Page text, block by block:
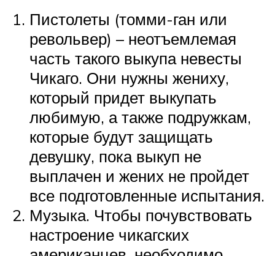
Пистолеты (томми-ган или
револьвер) – неотъемлемая
часть такого выкупа невесты
Чикаго. Они нужны жениху,
который придет выкупать
любимую, а также подружкам,
которые будут защищать
девушку, пока выкуп не
выплачен и жених не пройдет
все подготовленные испытания.
Музыка. Чтобы почувствовать
настроение чикагских